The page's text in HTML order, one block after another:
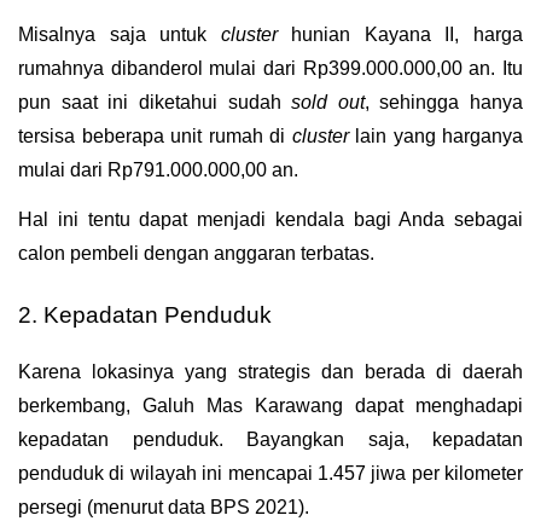
Misalnya saja untuk cluster
hunian Kayana II, harga
rumahnya dibanderol mulai dari Rp399.000.000,00 an. Itu
pun saat ini diketahui sudah sold out, sehingga hanya
tersisa beberapa unit rumah di cluster lain yang harganya
mulai dari Rp791.000.000,00 an.
Hal ini tentu dapat menjadi kendala bagi Anda sebagai
calon pembeli dengan anggaran terbatas.
2. Kepadatan Penduduk
Karena lokasinya yang strategis dan berada di daerah
berkembang, Galuh Mas Karawang dapat menghadapi
kepadatan penduduk. Bayangkan saja, kepadatan
penduduk di wilayah ini mencapai 1.457 jiwa per kilometer
persegi (menurut data BPS 2021).